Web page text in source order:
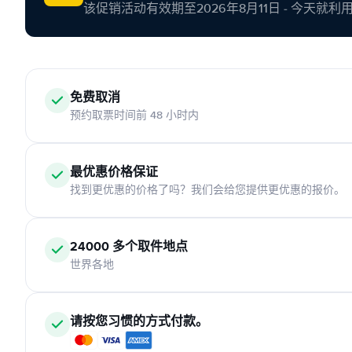
该促销活动有效期至2026年8月11日 - 今天就利用
免费取消
预约取票时间前 48 小时内
最优惠价格保证
找到更优惠的价格了吗？我们会给您提供更优惠的报价。
24000 多个取件地点
世界各地
请按您习惯的方式付款。